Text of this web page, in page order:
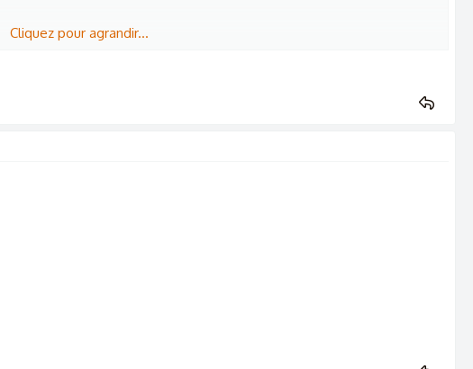
Cliquez pour agrandir...